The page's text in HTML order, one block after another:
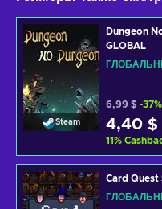
Steam
Dungeon
GLOBAL
6,99 $ -37%
4,40 $
11%
Card Quest